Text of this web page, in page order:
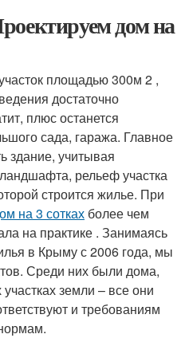
дом на
площадью 300м 2 ,
достаточно
плюс останется
сада, гаража. Главное
здание, учитывая
рельеф участка
строится жилье. При
на 3 сотках более чем
на практике . Занимаясь
в Крыму с 2006 года, мы
Среди них были дома,
земли – все они
и требованиям